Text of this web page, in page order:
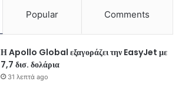
Popular Comments
Η Apollo Global εξαγοράζει την EasyJet με
7,7 δισ. δολάρια
31 λεπτά ago